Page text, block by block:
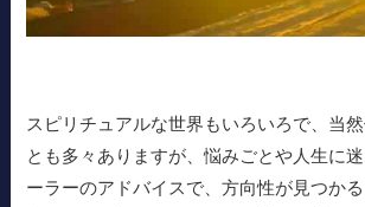
スピリチュアルな世界もいろいろで、当
とも多々ありますが、悩みごとや人生に
ーラーのアドバイスで、方向性が見つか